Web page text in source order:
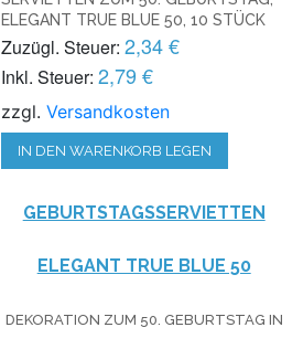
ELEGANT TRUE BLUE 50, 10 STÜCK
Zuzügl. Steuer: 2,34 €
Inkl. Steuer: 2,79 €
zzgl.Versandkosten
IN DEN WARENKORB LEGEN
GEBURTSTAGSSERVIETTEN
ELEGANT TRUE BLUE 50
DEKORATION ZUM 50. GEBURTSTAG IN